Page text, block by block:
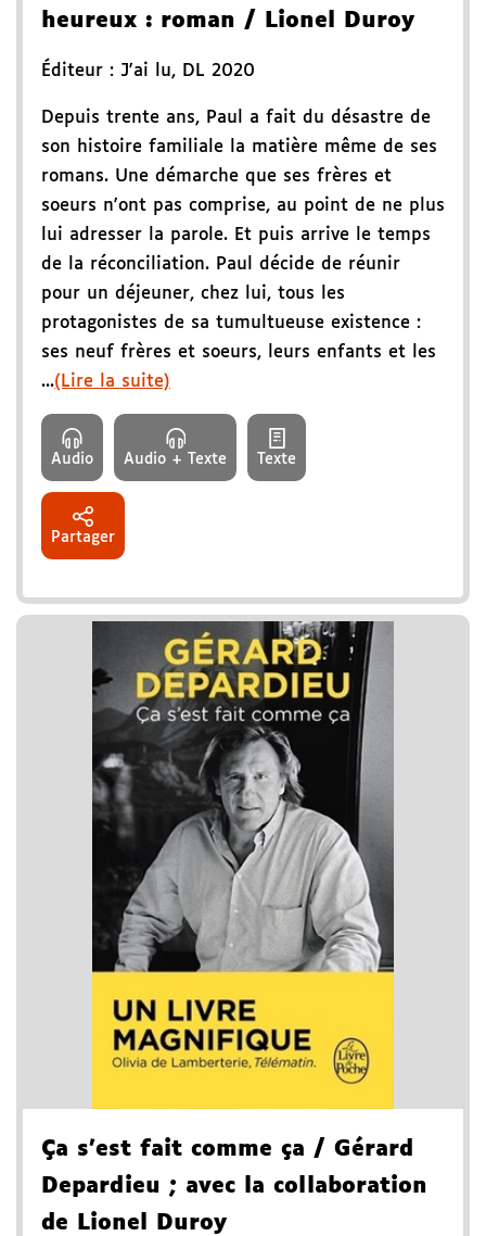
heureux : roman / Lionel Duroy
Éditeur : J'ai lu, DL 2020
Depuis trente ans, Paul a fait du désastre de
son histoire familiale la matière même de ses
romans. Une démarche que ses frères et
soeurs n'ont pas comprise, au point de ne plus
lui adresser la parole. Et puis arrive le temps
de la réconciliation. Paul décide de réunir
pour un déjeuner, chez lui, tous les
protagonistes de sa tumultueuse existence :
ses neuf frères et soeurs, leurs enfants et les
...(Lire la suite)
Audio Audio + Texte Texte
Partager
Ça s'est fait comme ça / Gérard
Depardieu ; avec la collaboration
de Lionel Duroy